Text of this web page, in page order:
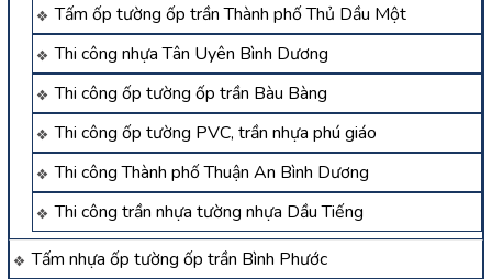
Tấm ốp tường ốp trần Thành phố Thủ Dầu Một
Thi công nhựa Tân Uyên Bình Dương
Thi công ốp tường ốp trần Bàu Bàng
Thi công ốp tường PVC, trần nhựa phú giáo
Thi công Thành phố Thuận An Bình Dương
Thi công trần nhựa tường nhựa Dầu Tiếng
Tấm nhựa ốp tường ốp trần Bình Phước